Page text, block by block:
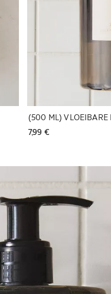
7,99 €